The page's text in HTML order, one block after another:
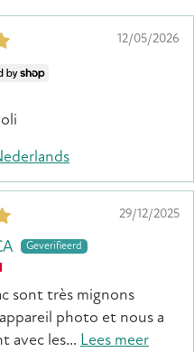
12/05/2026
29/12/2025
sont très mignons
photo et nous a
avec les... Lees meer